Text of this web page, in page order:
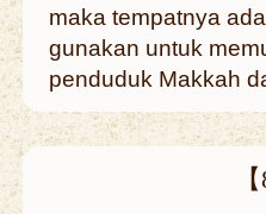
maka tempatnya
gunakan untuk
penduduk Makkah